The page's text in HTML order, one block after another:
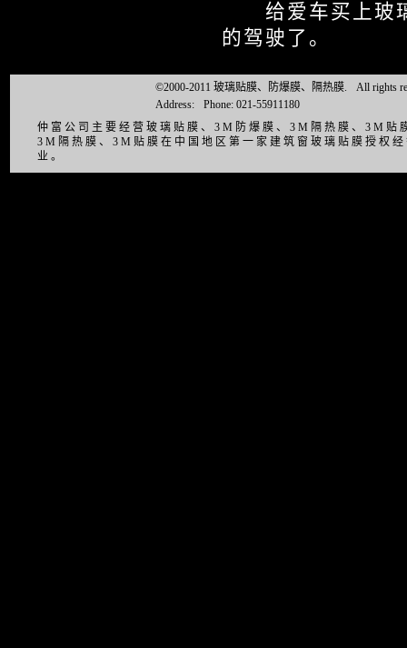
给爱车买上玻璃
的驾驶了。
©2000-2011 玻璃贴膜、防爆膜、隔热膜.
All rights
Address:
Phone: 021-55911180
仲富公司主要经营玻璃贴膜、3M防爆膜、3M隔热膜、3M
3M隔热膜、3M贴膜在中国地区第一家建筑窗玻璃贴膜授权
业。